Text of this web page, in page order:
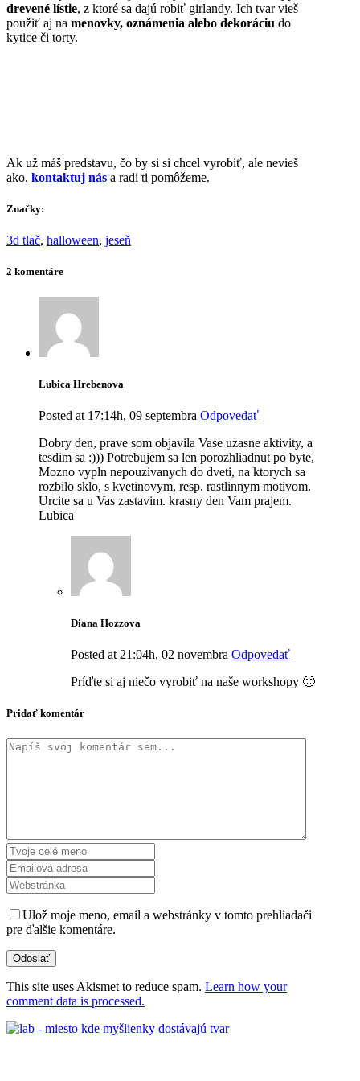
drevené lístie, z ktoré sa dajú robiť girlandy. Ich tvar vieš
použiť aj na menovky, oznámenia alebo dekoráciu do
kytice či torty.
Ak už máš predstavu, čo by si si chcel vyrobiť, ale nevieš
ako, kontaktuj nás a radi ti pomôžeme.
Značky:
3d tlač, halloween, jeseň
2 komentáre
Lubica Hrebenova
Posted at 17:14h, 09 septembra Odpovedať
Dobry den, prave som objavila Vase uzasne aktivity, a
tesdim sa :))) Potrebujem sa len porozhliadnut po byte,
Mozno vypln nepouzivanych do dveti, na ktorych sa
rozbilo sklo, s kvetinovym, resp. rastlinnym motivom.
Urcite sa u Vas zastavim. krasny den Vam prajem.
Lubica
Diana Hozzova
Posted at 21:04h, 02 novembra Odpovedať
Príďte si aj niečo vyrobiť na naše workshopy 🙂
Pridať komentár
Ulož moje meno, email a webstránky v tomto prehliadači
pre ďalšie komentáre.
This site uses Akismet to reduce spam. Learn how your
comment data is processed.